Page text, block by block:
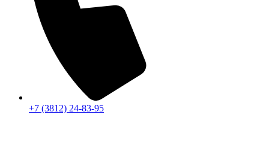
+7 (3812) 24-83-95